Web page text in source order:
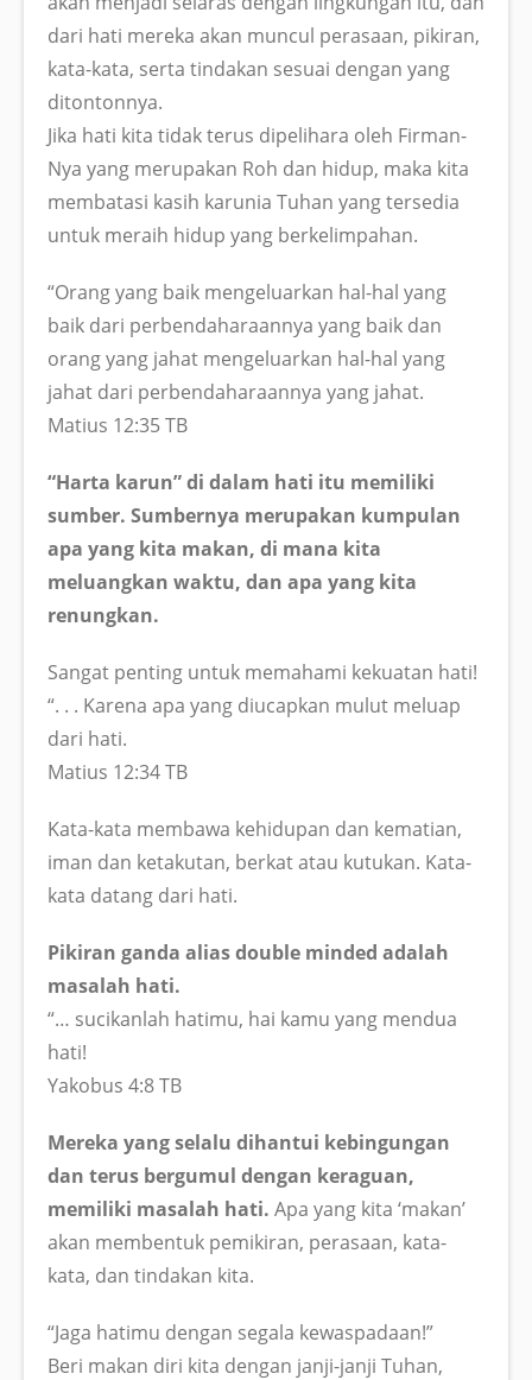
dari hati mereka akan muncul perasaan, pikiran,
kata-kata, serta tindakan sesuai dengan yang
ditontonnya.
Jika hati kita tidak terus dipelihara oleh Firman-
Nya yang merupakan Roh dan hidup, maka kita
membatasi kasih karunia Tuhan yang tersedia
untuk meraih hidup yang berkelimpahan.
“Orang yang baik mengeluarkan hal-hal yang
baik dari perbendaharaannya yang baik dan
orang yang jahat mengeluarkan hal-hal yang
jahat dari perbendaharaannya yang jahat.
Matius 12:35 TB
“Harta karun” di dalam hati itu memiliki
sumber. Sumbernya merupakan kumpulan
apa yang kita makan, di mana kita
meluangkan waktu, dan apa yang kita
renungkan.
Sangat penting untuk memahami kekuatan hati!
“. . . Karena apa yang diucapkan mulut meluap
dari hati.
Matius 12:34 TB
Kata-kata membawa kehidupan dan kematian,
iman dan ketakutan, berkat atau kutukan. Kata-
kata datang dari hati.
Pikiran ganda alias double minded adalah
masalah hati.
“… sucikanlah hatimu, hai kamu yang mendua
hati!
Yakobus 4:8 TB
Mereka yang selalu dihantui kebingungan
dan terus bergumul dengan keraguan,
memiliki masalah hati. Apa yang kita ‘makan’
akan membentuk pemikiran, perasaan, kata-
kata, dan tindakan kita.
“Jaga hatimu dengan segala kewaspadaan!”
Beri makan diri kita dengan janji-janji Tuhan,